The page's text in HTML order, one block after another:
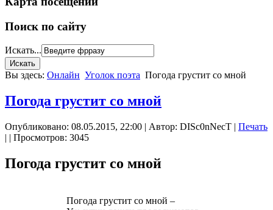
Поиск по сайту
Искать...
Вы здесь: Онлайн Уголок поэта Погода грустит со мной
Погода грустит со мной
Опубликовано: 08.05.2015, 22:00 | Автор: DISc0nNecT | Печать
| | Просмотров: 3045
Погода грустит со мной
Погода грустит со мной –